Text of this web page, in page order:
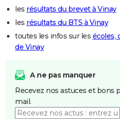
les résultats du brevet à Vinay
les résultats du BTS à Vinay
toutes les infos sur les écoles,
de Vinay
A ne pas manquer
Recevez nos astuces et bons
mail.